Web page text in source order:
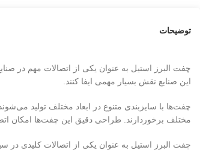
توضیحات
این صنایع نقش بسیار مهمی ایفا کنند.
مختلف برخوردارند. طراحی دقیق این چفت‌ها امکان
چفت البرز استیل به عنوان یکی از اتصالات کلیدی در